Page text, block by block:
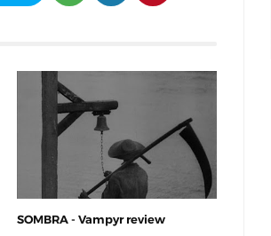
SOMBRA - Vampyr review